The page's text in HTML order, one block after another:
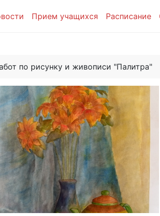
Прием учащихся Расписание
по рисунку и живописи "Палитра"